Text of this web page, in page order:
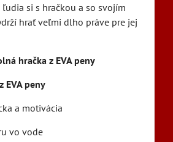
si s hračkou a so svojím
hrať veľmi dlho práve pre jej
hračka z EVA peny
EVA peny
a motivácia
vo vode